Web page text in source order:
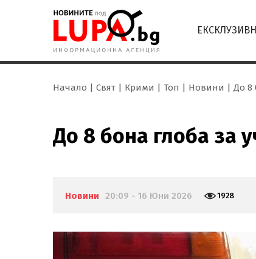
Начало Свят Крими Топ Новини До 8
До 8 бона глоба за
Новини 20:09 - 16 Юни 2026 1928